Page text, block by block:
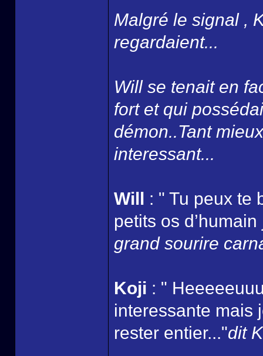
Malgré le signal ,
regardaient...
Will se tenait en
fort et qui
démon..Tant
interessant...
Will : " Tu peux te
petits os
grand sourire
Koji : "
interessante mais
rester entier..."dit